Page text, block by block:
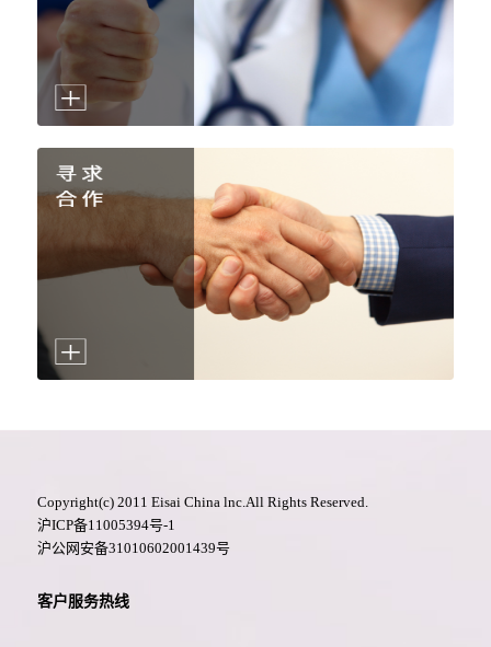
Copyright(c) 2011 Eisai China lnc.All Rights Reserved.
沪ICP备11005394号-1
沪公网安备31010602001439号
客户服务热线